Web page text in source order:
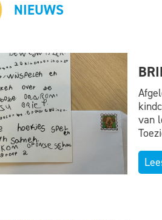
NIEUWS
van